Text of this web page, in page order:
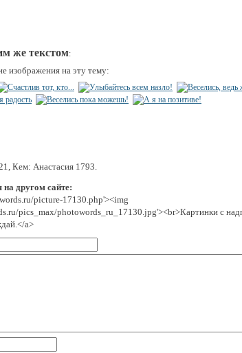
же текстом:
изображения на эту тему:
Кем: Анастасия 1793.
другом сайте:
picture-17130.php'><img
pics_max/photowords_ru_17130.jpg'><br>Картинки с
a>